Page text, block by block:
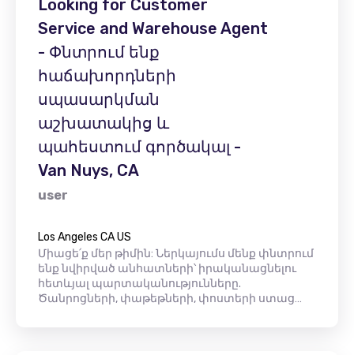
Looking for Customer
Service and Warehouse Agent
- Փնտրում ենք
հաճախորդների
սպասարկման
աշխատակից և
պահեստում գործակալ -
Van Nuys, CA
user
Los Angeles CA US
Միացե՛ք մեր թիմին: Ներկայումս մենք փնտրում
ենք նվիրված անհատների՝ իրականացնելու
հետևյալ պարտականությունները.
Ծանրոցների, փաթեթների, փոստերի ստաց…